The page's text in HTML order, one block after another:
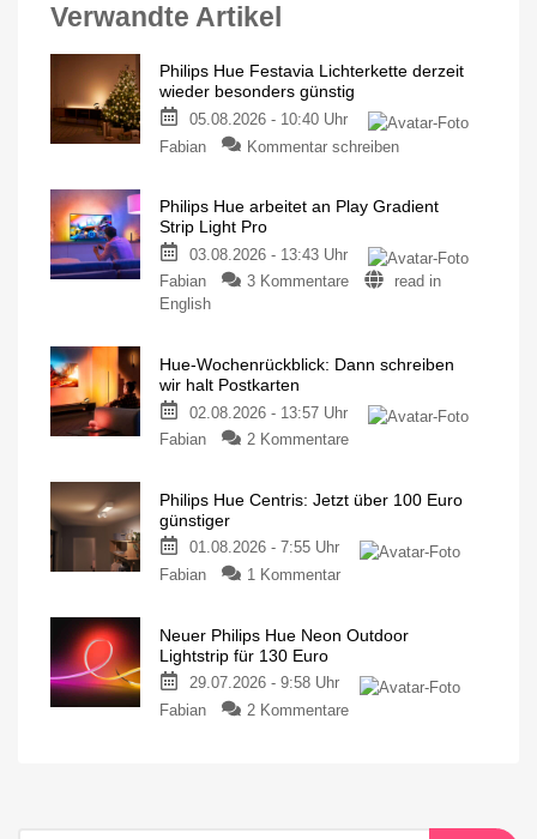
Verwandte Artikel
Philips Hue Festavia Lichterkette derzeit
wieder besonders günstig
05.08.2026 - 10:40 Uhr
Fabian
Kommentar schreiben
Philips Hue arbeitet an Play Gradient
Strip Light Pro
03.08.2026 - 13:43 Uhr
Fabian
3 Kommentare
read in
English
Hue-Wochenrückblick: Dann schreiben
wir halt Postkarten
02.08.2026 - 13:57 Uhr
Fabian
2 Kommentare
Philips Hue Centris: Jetzt über 100 Euro
günstiger
01.08.2026 - 7:55 Uhr
Fabian
1 Kommentar
Neuer Philips Hue Neon Outdoor
Lightstrip für 130 Euro
29.07.2026 - 9:58 Uhr
Fabian
2 Kommentare